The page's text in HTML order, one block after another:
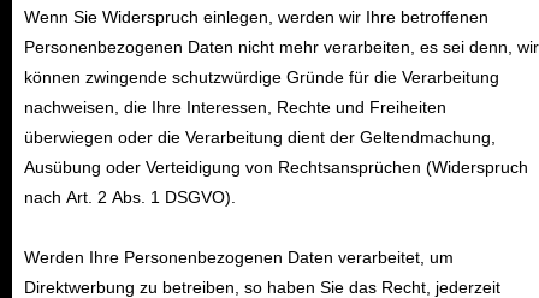
Wenn Sie Widerspruch einlegen, werden wir Ihre betroffenen
Personenbezogenen Daten nicht mehr verarbeiten, es sei denn, wir
können zwingende schutzwürdige Gründe für die Verarbeitung
nachweisen, die Ihre Interessen, Rechte und Freiheiten
überwiegen oder die Verarbeitung dient der Geltendmachung,
Ausübung oder Verteidigung von Rechtsansprüchen (Widerspruch
nach Art. 2 Abs. 1 DSGVO).
Werden Ihre Personenbezogenen Daten verarbeitet, um
Direktwerbung zu betreiben, so haben Sie das Recht, jederzeit